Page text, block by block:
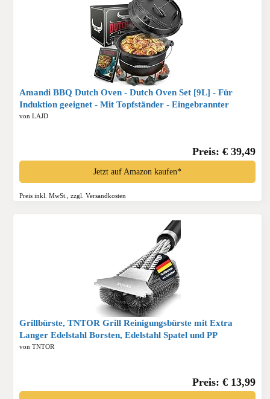
Amandi BBQ Dutch Oven - Dutch Oven Set [9L] - Für
Induktion geeignet - Mit Topfständer - Eingebrannter
Feuertopf aus Gusseisen - inkl. Deckelheber & e-Book,
von LAJD
Preis: € 39,49
Jetzt auf Amazon kaufen*
Preis inkl. MwSt., zzgl. Versandkosten
Grillbürste, TNTOR Grill Reinigungsbürste mit Extra
Langer Edelstahl Borsten, Edelstahl Spatel und PP
Wärmedämmung Griff, für Gasgrill, Holzkohlegrill,
von TNTOR
Preis: € 13,99